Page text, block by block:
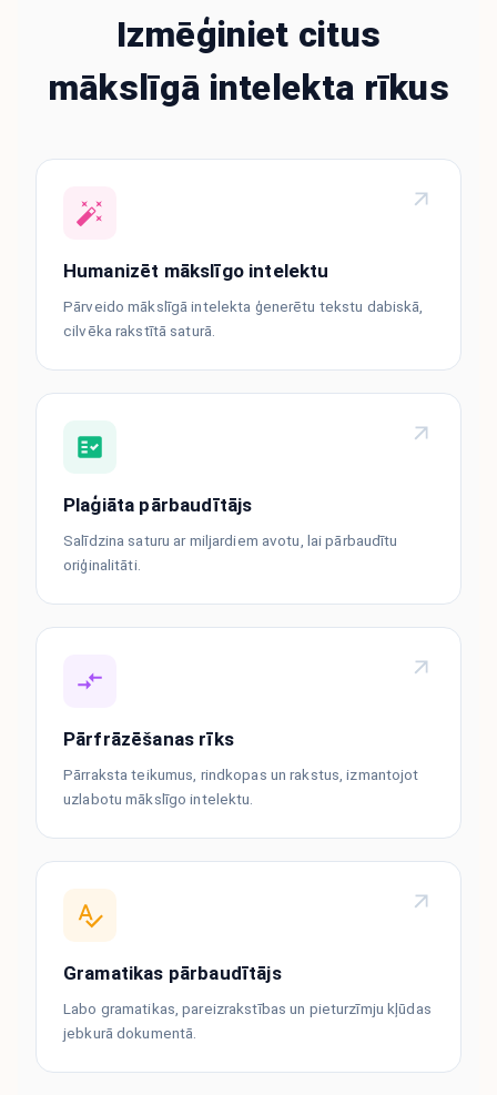
Izmēģiniet citus
mākslīgā intelekta rīkus
Humanizēt mākslīgo intelektu
Pārveido mākslīgā intelekta ģenerētu tekstu dabiskā,
cilvēka rakstītā saturā.
Plaģiāta pārbaudītājs
Salīdzina saturu ar miljardiem avotu, lai pārbaudītu
oriģinalitāti.
Pārfrāzēšanas rīks
Pārraksta teikumus, rindkopas un rakstus, izmantojot
uzlabotu mākslīgo intelektu.
Gramatikas pārbaudītājs
Labo gramatikas, pareizrakstības un pieturzīmju kļūdas
jebkurā dokumentā.